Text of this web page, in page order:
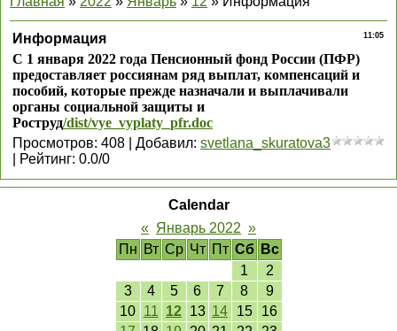
11:05
Информация
С 1 января 2022 года Пенсионный фонд России (ПФР)
предоставляет россиянам ряд выплат, компенсаций и
пособий, которые прежде назначали и выплачивали
органы социальной защиты и
Роструд/dist/vye_vyplaty_pfr.doc
Просмотров: 408 Добавил: svetlana_skuratova3
Рейтинг: 0.0/0
Calendar
« Январь 2022 »
Пн Вт Ср Чт Пт Сб
Вс
1
2
3
4 5 6 7 8
9
10 11 12 13 14 15
16